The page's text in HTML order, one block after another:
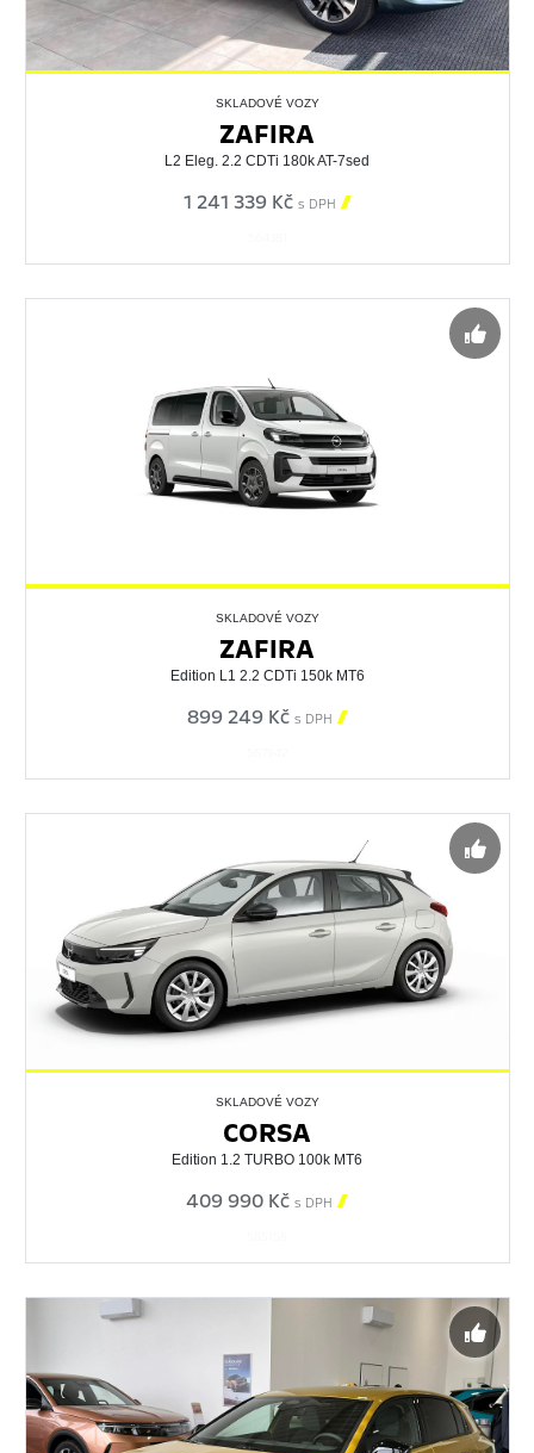
SKLADOVÉ VOZY
ZAFIRA
L2 Eleg. 2.2 CDTi 180k AT-7sed
1 241 339 Kč s DPH 
SKLADOVÉ VOZY
ZAFIRA
Edition L1 2.2 CDTi 150k MT6
899 249 Kč s DPH 
SKLADOVÉ VOZY
CORSA
Edition 1.2 TURBO 100k MT6
409 990 Kč s DPH 